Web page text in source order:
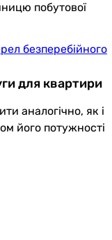
побутової
безперебійного
для квартири
аналогічно, як і
його потужності